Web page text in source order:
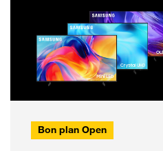
Bon plan Open